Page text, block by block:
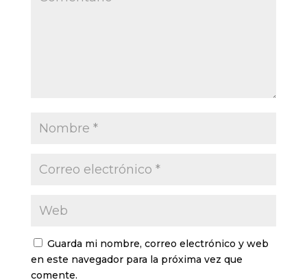
Guarda mi nombre, correo electrónico y web
en este navegador para la próxima vez que
comente.